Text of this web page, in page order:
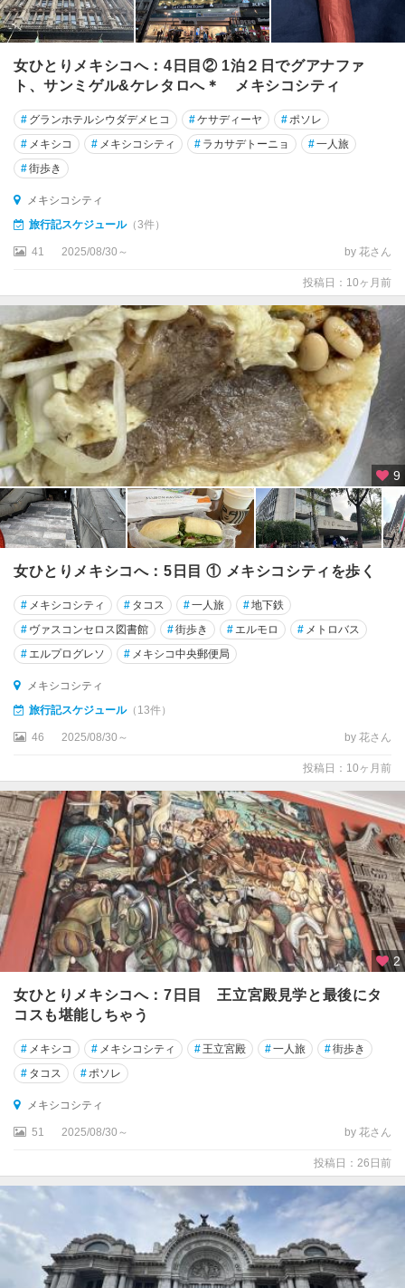
女ひとりメキシコへ：4日目② 1泊２日でグアナファ
ト、サンミゲル&ケレタロへ＊ メキシコシティ
# グランホテルシウダデメヒコ #ケサディーヤ #ポソレ
# メキシコ # メキシコシティ # ラカサデトーニョ #一人旅
#街歩き
メキシコシティ
旅行記スケジュール（3件）
41 2025/08/30～ by 花さん
投稿日：10ヶ月前
9
女ひとりメキシコへ：5日目 ① メキシコシティを歩く
# メキシコシティ # タコス #一人旅 #地下鉄
# ヴァスコンセロス図書館 #街歩き # エルモロ # メトロバス
# エルプログレソ # メキシコ中央郵便局
メキシコシティ
旅行記スケジュール（13件）
46 2025/08/30～ by 花さん
投稿日：10ヶ月前
2
女ひとりメキシコへ：7日目 王立宮殿見学と最後にタ
コスも堪能しちゃう
# メキシコ # メキシコシティ # 王立宮殿 #一人旅 #街歩き
# タコス #ポソレ
メキシコシティ
51 2025/08/30～ by 花さん
投稿日：26日前